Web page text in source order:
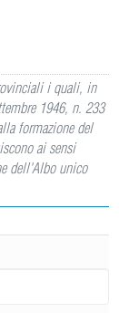
i quali, in
1946, n. 233
formazione del
ai sensi
dell'Albo unico